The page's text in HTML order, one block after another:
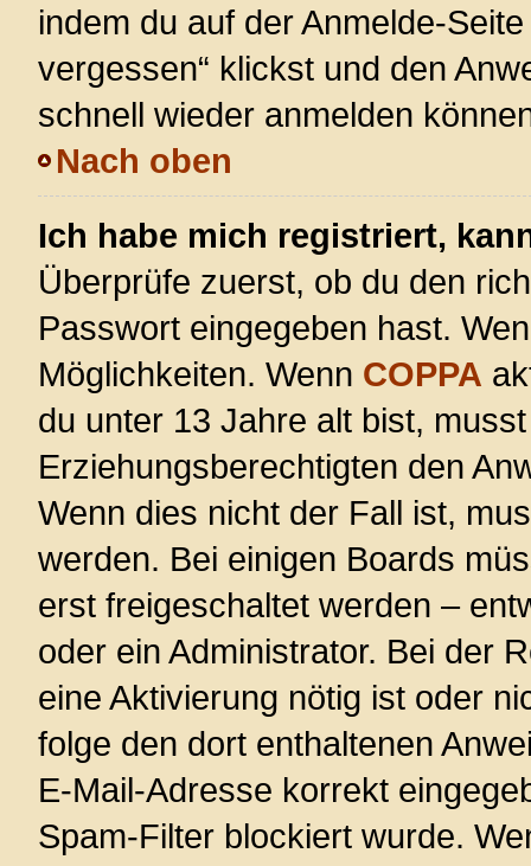
indem du auf der Anmelde-
vergessen“ klickst und den
schnell wieder anmelden
Nach oben
Ich habe mich registriert,
Überprüfe zuerst, ob du den
Passwort eingegeben hast.
Möglichkeiten. Wenn COPPA
du unter 13 Jahre alt bist,
Erziehungsberechtigten den
Wenn dies nicht der Fall ist,
werden. Bei einigen Boards
erst freigeschaltet werden –
oder ein Administrator. Bei der
eine Aktivierung nötig ist oder
folge den dort enthaltenen
E-Mail-Adresse korrekt
Spam-Filter blockiert wurde.